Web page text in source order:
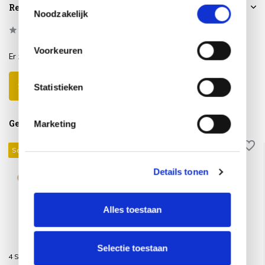
Noodzakelijk
Voorkeuren
Statistieken
Marketing
Details tonen
Alles toestaan
Selectie toestaan
Reviews
Er zijn nog geen reviews geschreven over dit product..
Schrijf je eigen review
Gerelateerde producten
Sale 17%
4 Seasons Outdoor